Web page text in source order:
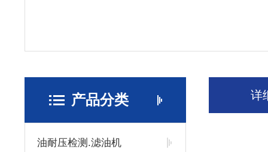
产品分类
油耐压检测.滤油机
详